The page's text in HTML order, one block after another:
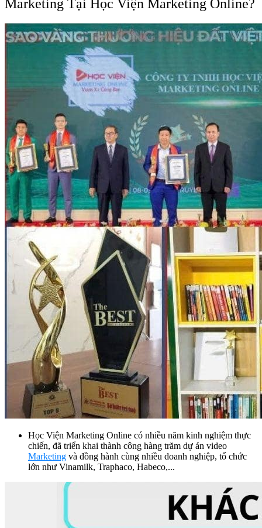
Marketing Tại Học Viện Marketing Online?
Học Viện Marketing Online có nhiều năm kinh nghiệm thực
chiến, đã triển khai thành công hàng trăm dự án video
Marketing và đồng hành cùng nhiều doanh nghiệp, tổ chức
lớn như Vinamilk, Traphaco, Habeco,...